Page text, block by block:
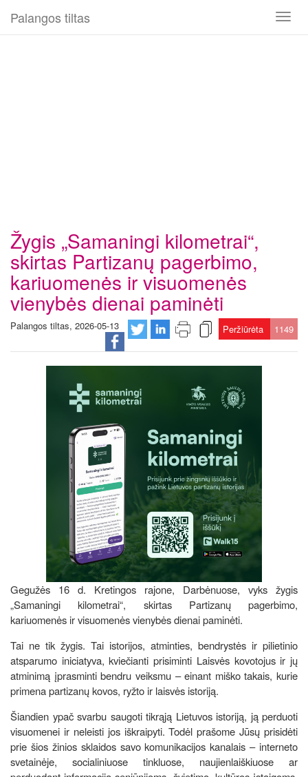
Toggle
Palangos tiltas
Žygis „Samaningi kilometrai“,
skirtas Partizanų pagerbimo,
kariuomenės ir visuomenės
vienybės dienai paminėti
Palangos tiltas, 2026-05-13 Peržiūrėta 1149
Gegužės 16 d. Kretingos rajone, Darbėnuose, vyks žygis
„Samaningi kilometrai“, skirtas Partizanų pagerbimo,
kariuomenės ir visuomenės vienybės dienai paminėti.
Tai ne tik žygis. Tai istorijos, atminties, bendrystės ir pilietinio
atsparumo iniciatyva, kviečianti prisiminti Laisvės kovotojus ir jų
atminimą įprasminti bendru veiksmu – einant miško takais, kurie
primena partizanų kovos, ryžto ir laisvės istoriją.
Šiandien ypač svarbu saugoti tikrąją Lietuvos istoriją, ją perduoti
visuomenei ir neleisti jos iškraipyti. Todėl prašome Jūsų prisidėti
prie šios žinios sklaidos savo komunikacijos kanalais – interneto
svetainėje, socialiniuose tinkluose, naujienlaiškiuose ar